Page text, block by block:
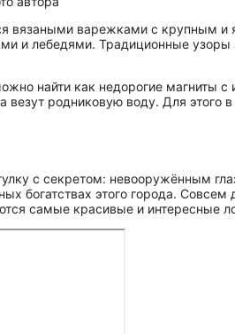
вязаными варежками с крупным
и лебедями. Традиционные
найти как недорогие магниты
везут родниковую воду. Для
с секретом: невооружённым
богатствах этого города.
самые красивые и интересные